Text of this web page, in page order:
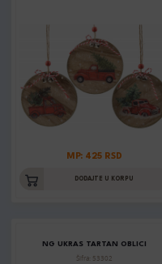
MP: 425 RSD
DODAJTE U KORPU
NG UKRAS TARTAN OBLICI
Šifra: 53302